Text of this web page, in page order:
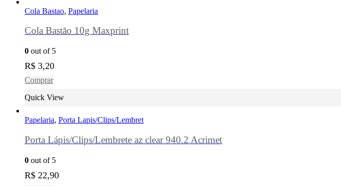
Cola Bastao, Papelaria
Cola Bastão 10g Maxprint
0 out of 5
R$ 3,20
Comprar
Quick View
Papelaria, Porta Lapis/Clips/Lembret
Porta Lápis/Clips/Lembrete az clear 940.2 Acrimet
0 out of 5
R$ 22,90